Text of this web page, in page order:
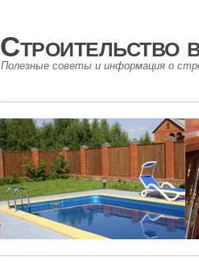
Строительство
Полезные советы и информация о